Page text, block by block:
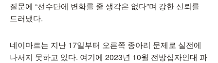
질문에 “선수단에 변화를 줄 생각은 없다”며 강한 신뢰를
드러냈다.
네이마르는 지난 17일부터 오른쪽 종아리 문제로 실전에
나서지 못하고 있다. 여기에 2023년 10월 전방십자인대 파